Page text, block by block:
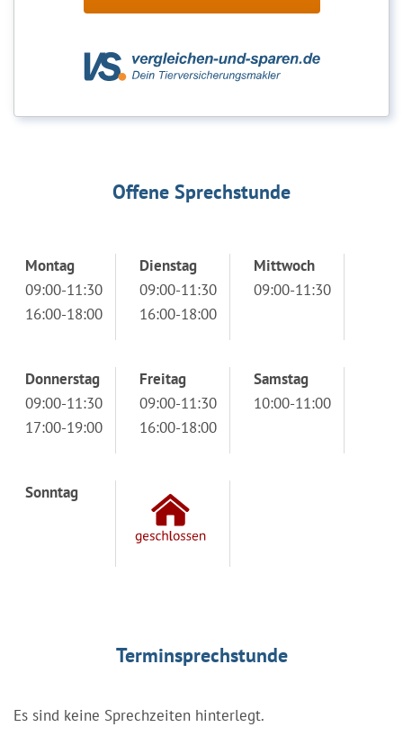
Offene Sprechstunde
Montag
09:00-11:30
16:00-18:00
Dienstag
09:00-11:30
16:00-18:00
Mittwoch
09:00-11:30
Donnerstag
09:00-11:30
17:00-19:00
Freitag
09:00-11:30
16:00-18:00
Samstag
10:00-11:00
Sonntag
Terminsprechstunde
Es sind keine Sprechzeiten hinterlegt.